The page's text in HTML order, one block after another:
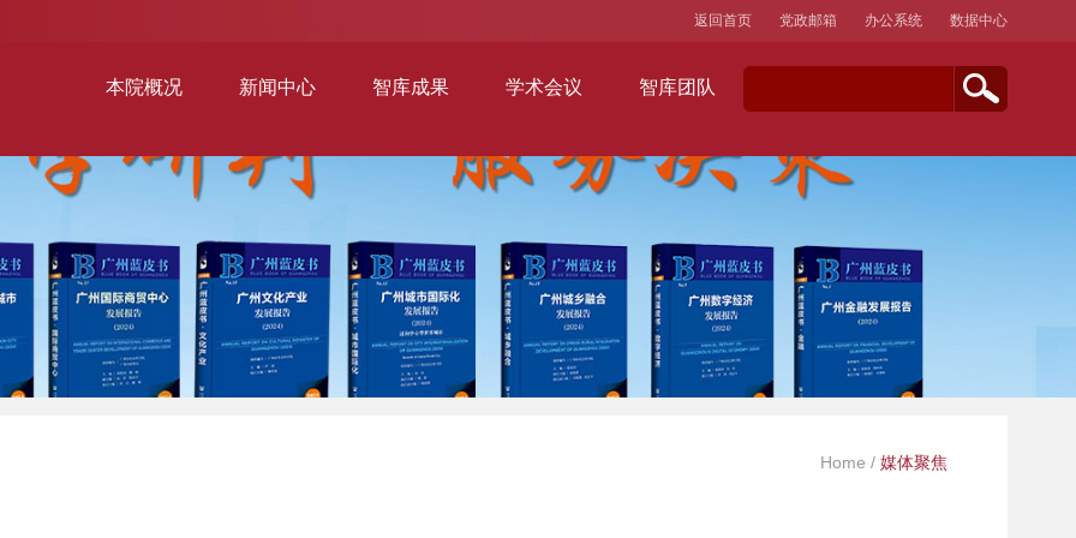
本院概况 新闻中心 智库成果 学术会议 智库团队
返回首页 党政邮箱 办公系统 数据中心
Home / 媒体聚焦